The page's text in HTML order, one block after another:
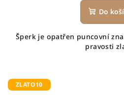
Do
Šperk je opatřen puncovní
pravosti
ZLATO10